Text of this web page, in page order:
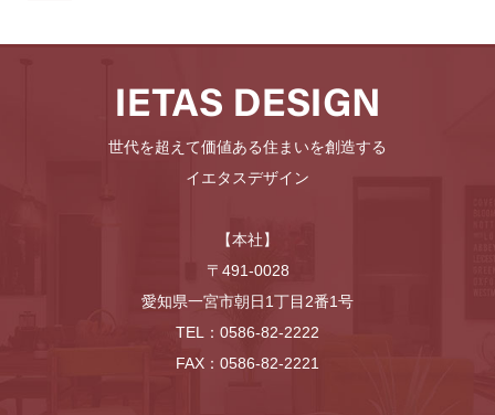
世代を超えて価値ある住まいを創造する
イエタスデザイン
【本社】
〒491-0028
愛知県一宮市朝日1丁目2番1号
TEL：0586-82-2222
FAX：0586-82-2221